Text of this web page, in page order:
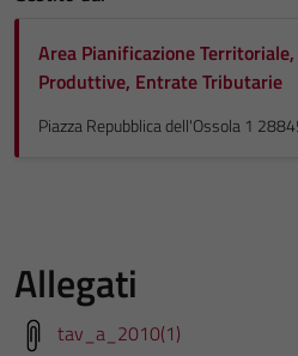
Area Pianificazione
Produttive, Entrate Tributarie
Piazza Repubblica dell'Ossola 1
Allegati
tav_a_2010(1)